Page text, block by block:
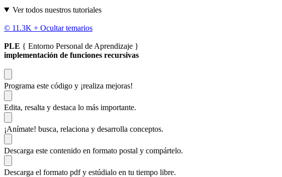
Ver todos nuestros tutoriales
© 11.3K + Ocultar temarios
PLE { Entorno Personal de Aprendizaje }
implementación de funciones recursivas
Programa este código y ¡realiza mejoras!
Edita, resalta y destaca lo más importante.
¡Anímate! busca, relaciona y desarrolla conceptos.
Descarga este contenido en formato postal y compártelo.
Descarga el formato pdf y estúdialo en tu tiempo libre.